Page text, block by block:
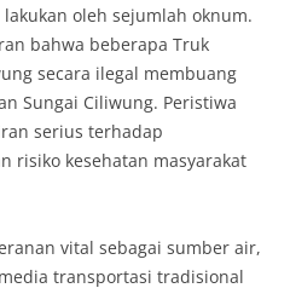
oleh sejumlah oknum.
bahwa beberapa Truk
secara ilegal membuang
Sungai Ciliwung. Peristiwa
serius terhadap
risiko kesehatan masyarakat
vital sebagai sumber air,
transportasi tradisional